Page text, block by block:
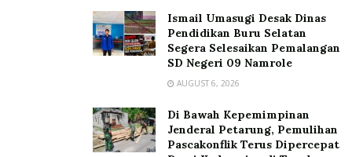
Ismail Umasugi Desak Dinas
Pendidikan Buru Selatan
Segera Selesaikan Pemalangan
SD Negeri 09 Namrole
AUGUST 6, 2026
Di Bawah Kepemimpinan
Jenderal Petarung, Pemulihan
Pascakonflik Terus Dipercepat